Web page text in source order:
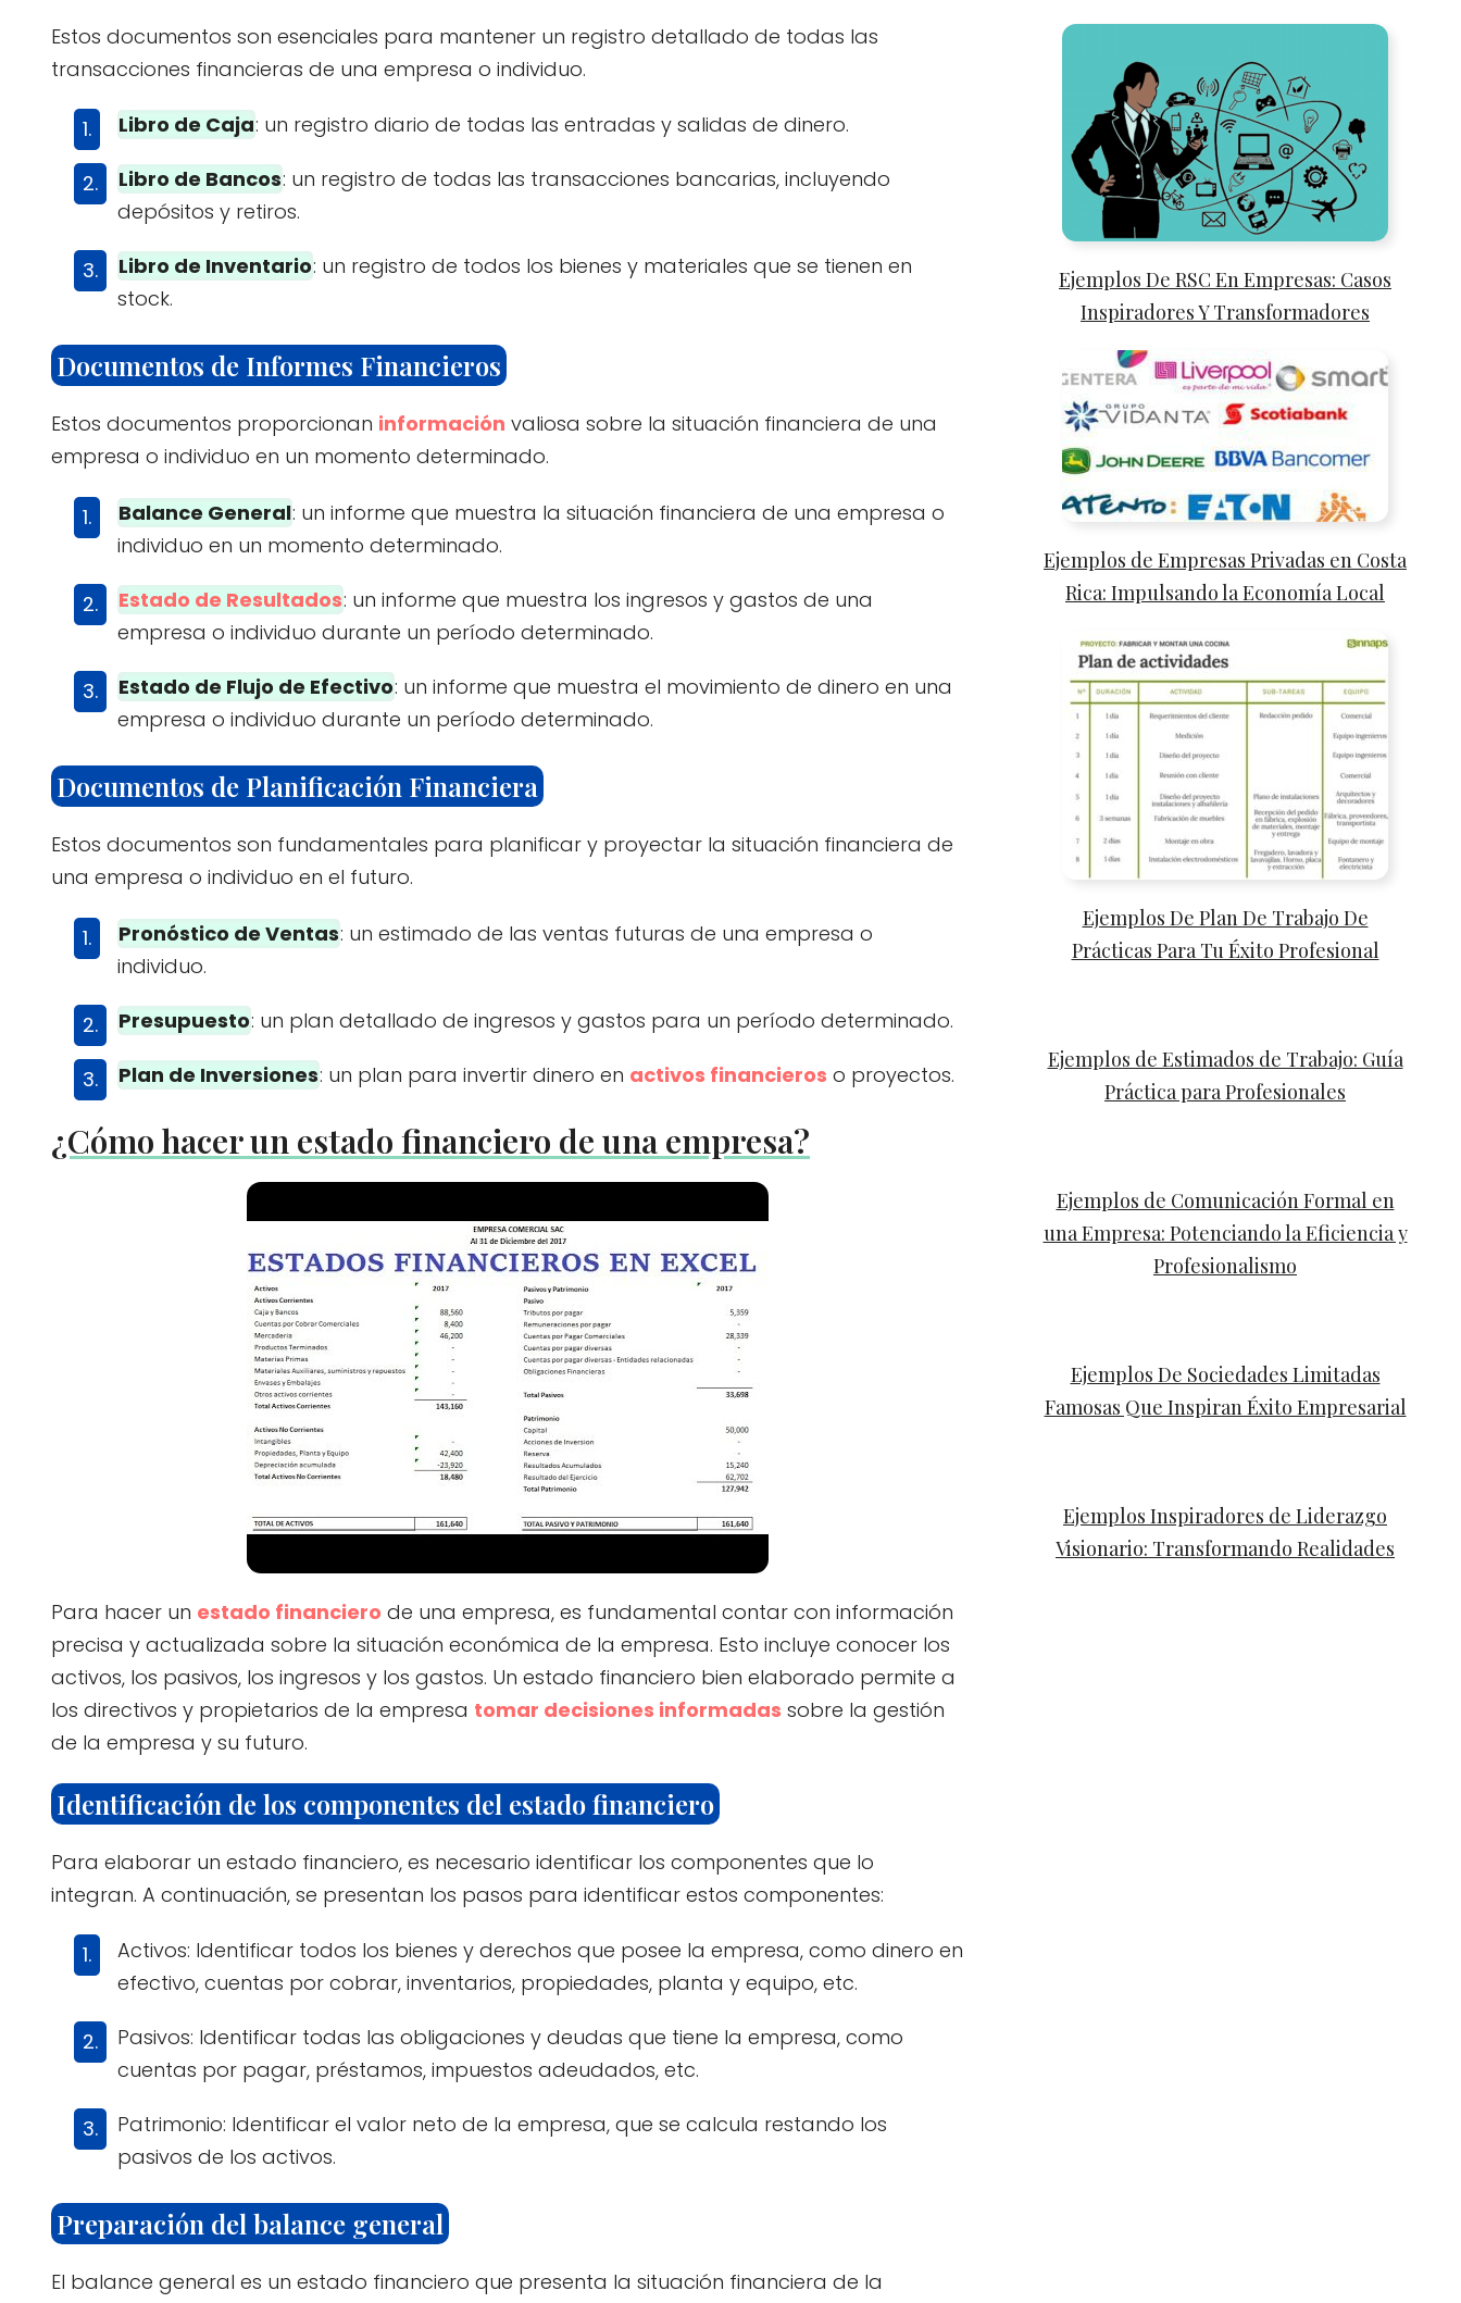
Estos documentos son esenciales para mantener un registro detallado de todas las
transacciones financieras de una empresa o individuo.
Libro de Caja: un registro diario de todas las entradas y salidas de dinero.
Libro de Bancos: un registro de todas las transacciones bancarias, incluyendo
depósitos y retiros.
Libro de Inventario: un registro de todos los bienes y materiales que se tienen en
stock.
Documentos de Informes Financieros
Estos documentos proporcionan información valiosa sobre la situación financiera de una
empresa o individuo en un momento determinado.
Balance General: un informe que muestra la situación financiera de una empresa o
individuo en un momento determinado.
Estado de Resultados: un informe que muestra los ingresos y gastos de una
empresa o individuo durante un período determinado.
Estado de Flujo de Efectivo: un informe que muestra el movimiento de dinero en una
empresa o individuo durante un período determinado.
Documentos de Planificación Financiera
Estos documentos son fundamentales para planificar y proyectar la situación financiera de
una empresa o individuo en el futuro.
Pronóstico de Ventas: un estimado de las ventas futuras de una empresa o
individuo.
Presupuesto: un plan detallado de ingresos y gastos para un período determinado.
Plan de Inversiones: un plan para invertir dinero en activos financieros o proyectos.
¿Cómo hacer un estado financiero de una empresa?
Para hacer un estado financiero de una empresa, es fundamental contar con información
precisa y actualizada sobre la situación económica de la empresa. Esto incluye conocer los
activos, los pasivos, los ingresos y los gastos. Un estado financiero bien elaborado permite a
los directivos y propietarios de la empresa tomar decisiones informadas sobre la gestión
de la empresa y su futuro.
Identificación de los componentes del estado financiero
Para elaborar un estado financiero, es necesario identificar los componentes que lo
integran. A continuación, se presentan los pasos para identificar estos componentes:
Activos: Identificar todos los bienes y derechos que posee la empresa, como dinero en
efectivo, cuentas por cobrar, inventarios, propiedades, planta y equipo, etc.
Pasivos: Identificar todas las obligaciones y deudas que tiene la empresa, como
cuentas por pagar, préstamos, impuestos adeudados, etc.
Patrimonio: Identificar el valor neto de la empresa, que se calcula restando los
pasivos de los activos.
Preparación del balance general
El balance general es un estado financiero que presenta la situación financiera de la
Ejemplos De RSC En Empresas: Casos
Inspiradores Y Transformadores
Ejemplos de Empresas Privadas en Costa
Rica: Impulsando la Economía Local
Ejemplos De Plan De Trabajo De
Prácticas Para Tu Éxito Profesional
Ejemplos de Estimados de Trabajo: Guía
Práctica para Profesionales
Ejemplos de Comunicación Formal en
una Empresa: Potenciando la Eficiencia y
Profesionalismo
Ejemplos De Sociedades Limitadas
Famosas Que Inspiran Éxito Empresarial
Ejemplos Inspiradores de Liderazgo
Visionario: Transformando Realidades